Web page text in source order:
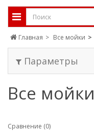
Главная Все мойки
Параметры
Все мойки
Сравнение (0)